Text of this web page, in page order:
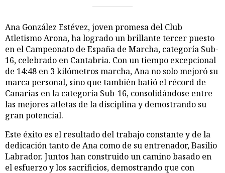
Ana González Estévez, joven promesa del Club
Atletismo Arona, ha logrado un brillante tercer puesto
en el Campeonato de España de Marcha, categoría Sub-
16, celebrado en Cantabria. Con un tiempo excepcional
de 14:48 en 3 kilómetros marcha, Ana no solo mejoró su
marca personal, sino que también batió el récord de
Canarias en la categoría Sub-16, consolidándose entre
las mejores atletas de la disciplina y demostrando su
gran potencial.
Este éxito es el resultado del trabajo constante y de la
dedicación tanto de Ana como de su entrenador, Basilio
Labrador. Juntos han construido un camino basado en
el esfuerzo y los sacrificios, demostrando que con